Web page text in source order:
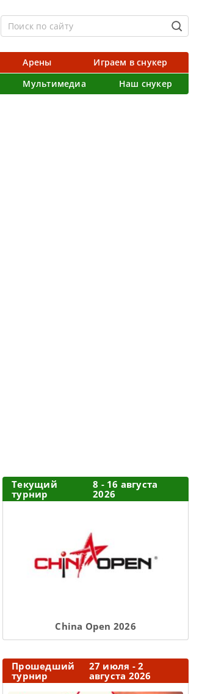
Арены
Играем в снукер
Мультимедиа Наш снукер
Текущий
турнир
8 - 16 августа
2026
Сhina Open 2026
Прошедший
турнир
27 июля - 2
августа 2026